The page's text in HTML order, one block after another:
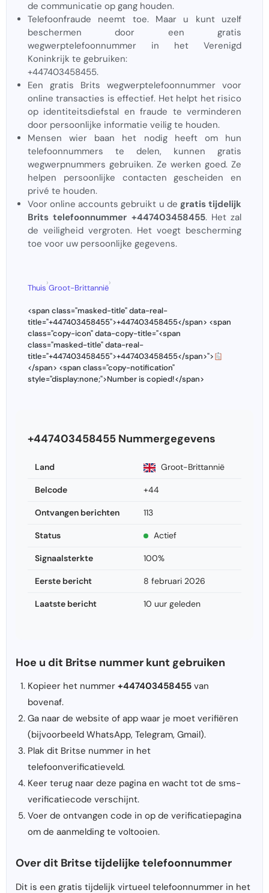
de communicatie op gang houden.
Telefoonfraude neemt toe. Maar u kunt uzelf
beschermen door een gratis
wegwerptelefoonnummer in het Verenigd
Koninkrijk te gebruiken:
+447403458455.
Een gratis Brits wegwerptelefoonnummer voor
online transacties is effectief. Het helpt het risico
op identiteitsdiefstal en fraude te verminderen
door persoonlijke informatie veilig te houden.
Mensen wier baan het nodig heeft om hun
telefoonnummers te delen, kunnen gratis
wegwerpnummers gebruiken. Ze werken goed. Ze
helpen persoonlijke contacten gescheiden en
privé te houden.
Voor online accounts gebruikt u de gratis tijdelijk
Brits telefoonnummer +447403458455. Het zal
de veiligheid vergroten. Het voegt bescherming
toe voor uw persoonlijke gegevens.
Thuis
›
Groot-Brittannië
›
<span class="masked-title" data-real-
title="+447403458455">+447403458455</span> <span
class="copy-icon" data-copy-title="<span
class="masked-title" data-real-
title="+447403458455">+447403458455</span>">
</span> <span class="copy-notification"
style="display:none;">Number is copied!</span>
+447403458455 Nummergegevens
Land Groot-Brittannië
Belcode +44
Ontvangen berichten 113
Status Actief
Signaalsterkte 100%
Eerste bericht 8 februari 2026
Laatste bericht 10 uur geleden
Hoe u dit Britse nummer kunt gebruiken
Kopieer het nummer +447403458455 van
bovenaf.
Ga naar de website of app waar je moet verifiëren
(bijvoorbeeld WhatsApp, Telegram, Gmail).
Plak dit Britse nummer in het
telefoonverificatieveld.
Keer terug naar deze pagina en wacht tot de sms-
verificatiecode verschijnt.
Voer de ontvangen code in op de verificatiepagina
om de aanmelding te voltooien.
Over dit Britse tijdelijke telefoonnummer
Dit is een gratis tijdelijk virtueel telefoonnummer in het